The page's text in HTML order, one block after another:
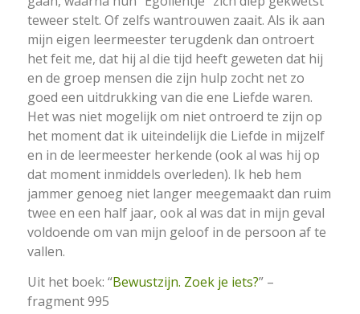
teweer stelt. Of zelfs wantrouwen zaait. Als ik aan
mijn eigen leermeester terugdenk dan ontroert
het feit me, dat hij al die tijd heeft geweten dat hij
en de groep mensen die zijn hulp zocht net zo
goed een uitdrukking van die ene Liefde waren.
Het was niet mogelijk om niet ontroerd te zijn op
het moment dat ik uiteindelijk die Liefde in mijzelf
en in de leermeester herkende (ook al was hij op
dat moment inmiddels overleden). Ik heb hem
jammer genoeg niet langer meegemaakt dan ruim
twee en een half jaar, ook al was dat in mijn geval
voldoende om van mijn geloof in de persoon af te
vallen.
Uit het boek: “Bewustzijn. Zoek je iets?” –
fragment 995